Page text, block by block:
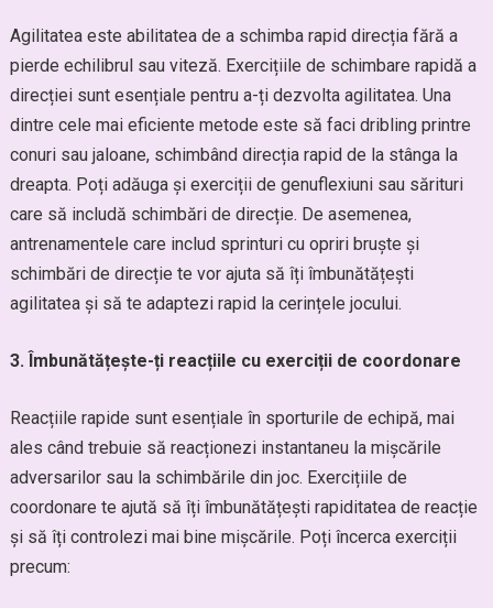
Agilitatea este abilitatea de a schimba rapid direcția fără a
pierde echilibrul sau viteză. Exercițiile de schimbare rapidă a
direcției sunt esențiale pentru a-ți dezvolta agilitatea. Una
dintre cele mai eficiente metode este să faci dribling printre
conuri sau jaloane, schimbând direcția rapid de la stânga la
dreapta. Poți adăuga și exerciții de genuflexiuni sau sărituri
care să includă schimbări de direcție. De asemenea,
antrenamentele care includ sprinturi cu opriri bruște și
schimbări de direcție te vor ajuta să îți îmbunătățești
agilitatea și să te adaptezi rapid la cerințele jocului.
3. Îmbunătățește-ți reacțiile cu exerciții de coordonare
Reacțiile rapide sunt esențiale în sporturile de echipă, mai
ales când trebuie să reacționezi instantaneu la mișcările
adversarilor sau la schimbările din joc. Exercițiile de
coordonare te ajută să îți îmbunătățești rapiditatea de reacție
și să îți controlezi mai bine mișcările. Poți încerca exerciții
precum: